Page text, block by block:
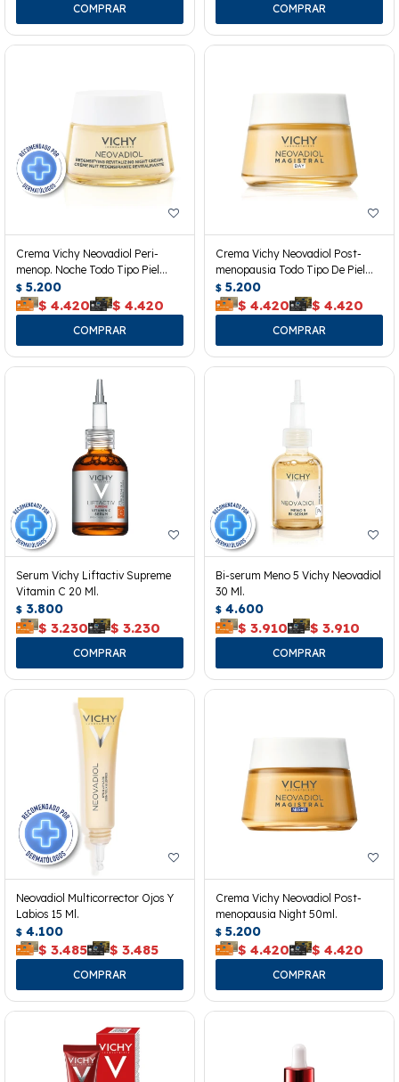
Crema Vichy Neovadiol Peri-
menop. Noche Todo Tipo Piel
50ml
$ 5.200
$ 4.420 $ 4.420
Crema Vichy Neovadiol Post-
menopausia Todo Tipo De Piel
50ml
$ 5.200
$ 4.420 $ 4.420
Serum Vichy Liftactiv Supreme
Vitamin C 20 Ml.
$ 3.800
$ 3.230 $ 3.230
Bi-serum Meno 5 Vichy Neovadiol
30 Ml.
$ 4.600
$ 3.910 $ 3.910
Neovadiol Multicorrector Ojos Y
Labios 15 Ml.
$ 4.100
$ 3.485 $ 3.485
Crema Vichy Neovadiol Post-
menopausia Night 50ml.
$ 5.200
$ 4.420 $ 4.420